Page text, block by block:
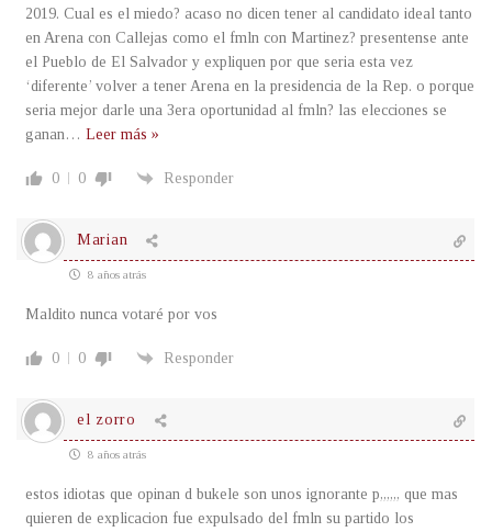
2019. Cual es el miedo? acaso no dicen tener al candidato ideal tanto
en Arena con Callejas como el fmln con Martinez? presentense ante
el Pueblo de El Salvador y expliquen por que seria esta vez
‘diferente’ volver a tener Arena en la presidencia de la Rep. o porque
seria mejor darle una 3era oportunidad al fmln? las elecciones se
ganan … Leer más »
0 0 Responder
Marian
8 años atrás
Maldito nunca votaré por vos
0 0 Responder
el zorro
8 años atrás
estos idiotas que opinan d bukele son unos ignorante p,,,,,, que mas
quieren de explicacion fue expulsado del fmln su partido los